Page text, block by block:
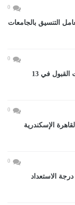
0
2026.. خدمات معامل التنسيق بالجامعات
0
تنسيق الثانوى العام 2027.. اعرف درجات القبول في 13
0
الإسكندرية
0
الاستعداد